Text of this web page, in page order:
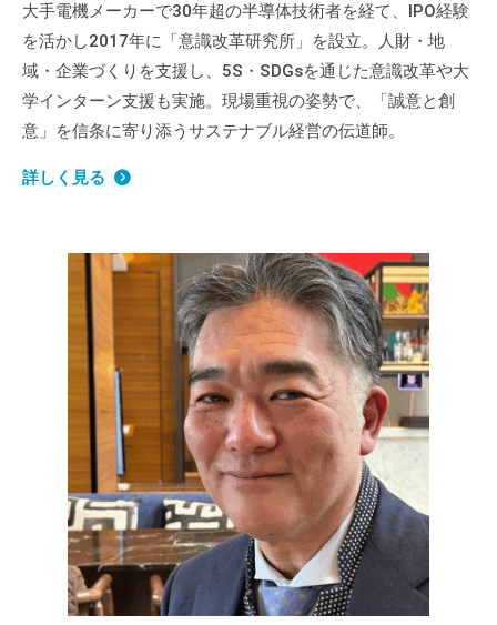
大手電機メーカーで30年超の半導体技術者を経て、IPO経験
を活かし2017年に「意識改革研究所」を設立。人財・地
域・企業づくりを支援し、5S・SDGsを通じた意識改革や大
学インターン支援も実施。現場重視の姿勢で、「誠意と創
意」を信条に寄り添うサステナブル経営の伝道師。
詳しく見る